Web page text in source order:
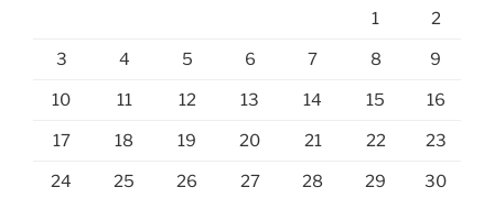
1 2
3 4 5 6 7 8 9
10 11 12 13 14 15 16
17 18 19 20 21 22 23
24 25 26 27 28 29 30